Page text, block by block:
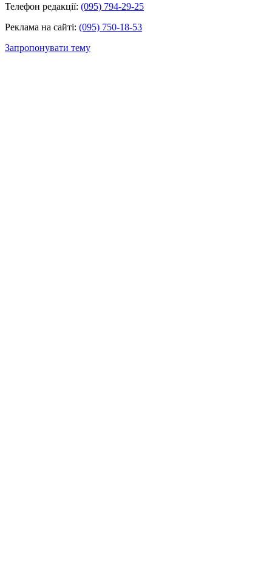
Телефон редакції: (095) 794-29-25
Реклама на сайті: (095) 750-18-53
Запропонувати тему